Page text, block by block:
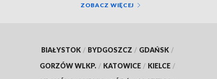
ZOBACZ WIĘCEJ
BIAŁYSTOK / BYDGOSZCZ / GDAŃSK /
GORZÓW WLKP. / KATOWICE / KIELCE /